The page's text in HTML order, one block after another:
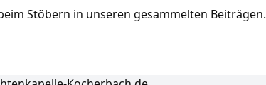
Stöbern in unseren gesammelten Beiträgen.